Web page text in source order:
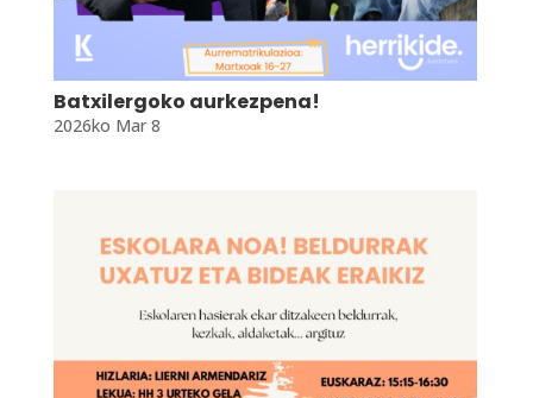
Batxilergoko aurkezpena!
2026ko Mar 8